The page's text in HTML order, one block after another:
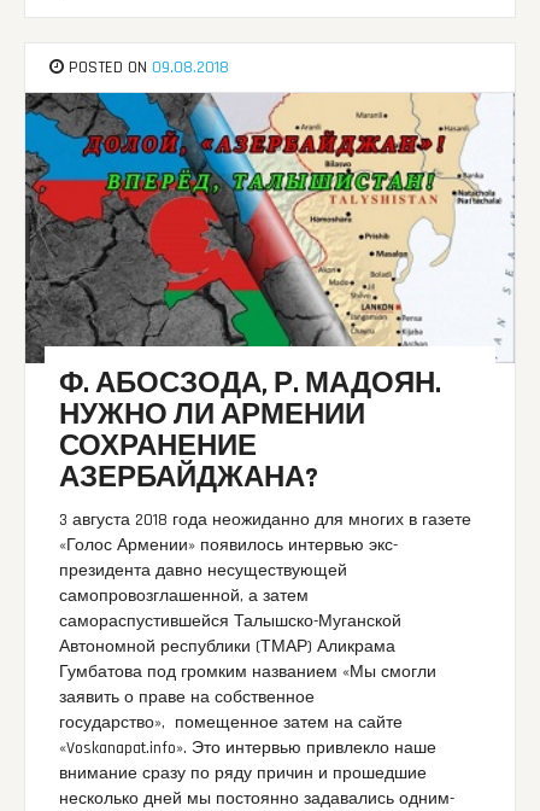
POSTED ON 09.08.2018
Ф. АБОСЗОДА, Р. МАДОЯН.
НУЖНО ЛИ АРМЕНИИ
СОХРАНЕНИЕ
АЗЕРБАЙДЖАНА?
3 августа 2018 года неожиданно для многих в газете
«Голос Армении» появилось интервью экс-
президента давно несуществующей
самопровозглашенной, а затем
самораспустившейся Талышско-Муганской
Автономной республики (ТМАР) Аликрама
Гумбатова под громким названием «Мы смогли
заявить о праве на собственное
государство», помещенное затем на сайте
«Voskanapat.info». Это интервью привлекло наше
внимание сразу по ряду причин и прошедшие
несколько дней мы постоянно задавались одним-